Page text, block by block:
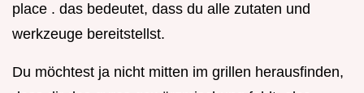
place . das bedeutet, dass du alle zutaten und
werkzeuge bereitstellst.
Du möchtest ja nicht mitten im grillen herausfinden,